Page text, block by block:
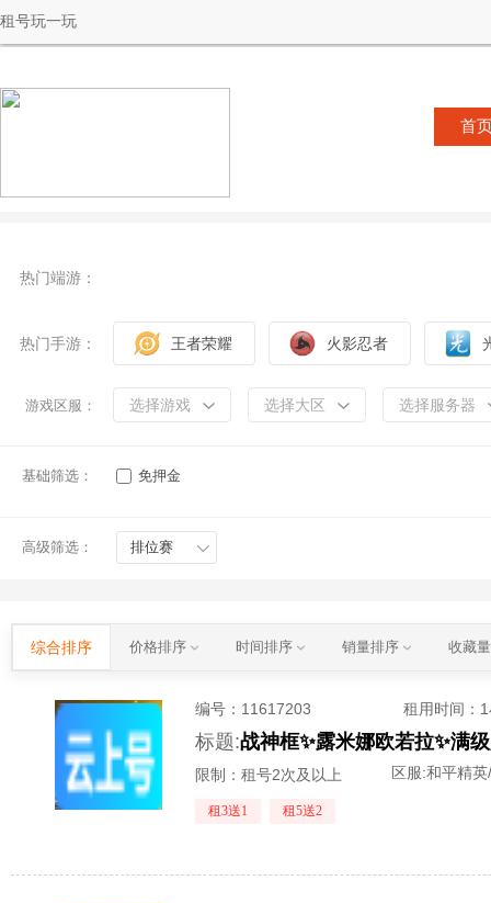
租号玩一玩
首
热门端游：
热门手游： 王者荣耀 火影忍者
游戏区服： 选择游戏 选择大区 选择服务器
基础筛选： 免押金
高级筛选： 排位赛
综合排序 价格排序 时间排序 销量排序 收藏
编号： 11617203 租用时间 ：
标题:
限制：租号2次及以上 区服:和平精
租3送1 租5送2